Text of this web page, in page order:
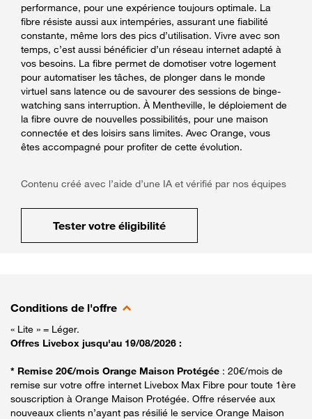
performance, pour une expérience toujours optimale. La
fibre résiste aussi aux intempéries, assurant une fiabilité
constante, même lors des pics d’utilisation. Vivre avec son
temps, c’est aussi bénéficier d’un réseau internet adapté à
vos besoins. La fibre permet de domotiser votre logement
pour automatiser les tâches, de plonger dans le monde
virtuel sans latence ou de savourer des sessions de binge-
watching sans interruption. À Mentheville, le déploiement de
la fibre ouvre de nouvelles possibilités, pour une maison
connectée et des loisirs sans limites. Avec Orange, vous
êtes accompagné pour profiter de cette évolution.
Contenu créé avec l’aide d’une IA et vérifié par nos équipes
Tester votre éligibilité
Conditions de l'offre
« Lite » = Léger.
Offres Livebox jusqu'au 19/08/2026 :
* Remise 20€/mois Orange Maison Protégée : 20€/mois de
remise sur votre offre internet Livebox Max Fibre pour toute 1ère
souscription à Orange Maison Protégée. Offre réservée aux
nouveaux clients n’ayant pas résilié le service Orange Maison